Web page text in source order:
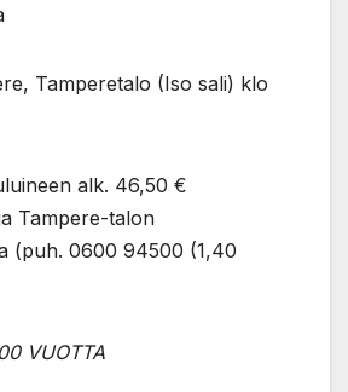
Tamperetalo (Iso sali) klo
alk. 46,50 €
Tampere-talon
(puh. 0600 94500 (1,40
VUOTTA